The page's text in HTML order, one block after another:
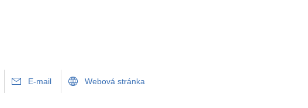
E-mail Webová stránka